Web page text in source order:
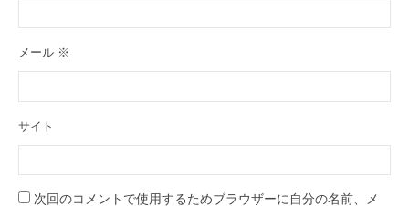
メール ※
サイト
次回のコメントで使用するためブラウザーに自分の名前、メ